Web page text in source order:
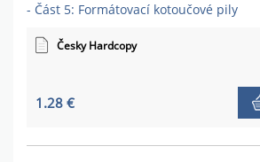
- Část 5: Formátovací kotoučové pily
Česky Hardcopy
1.28 €